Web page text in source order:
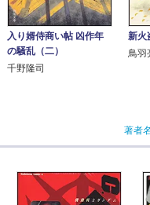
入り婿侍商い帖 凶作年
の騒乱（二）
千野隆司
新火
鳥羽
著者